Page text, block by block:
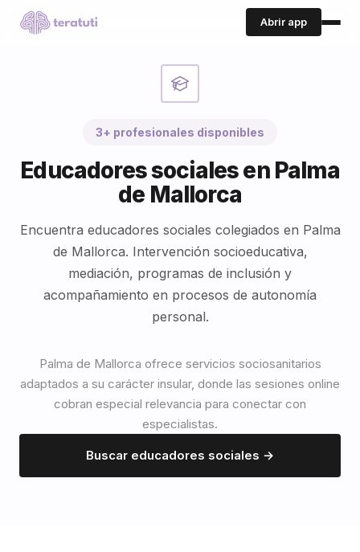
Abrir app
3+ profesionales disponibles
Educadores sociales en Palma
de Mallorca
Encuentra educadores sociales colegiados en Palma
de Mallorca. Intervención socioeducativa,
mediación, programas de inclusión y
acompañamiento en procesos de autonomía
personal.
Palma de Mallorca ofrece servicios sociosanitarios
adaptados a su carácter insular, donde las sesiones online
cobran especial relevancia para conectar con
especialistas.
Buscar educadores sociales →